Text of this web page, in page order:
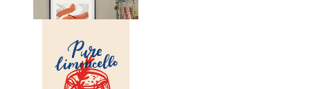
14,95 €